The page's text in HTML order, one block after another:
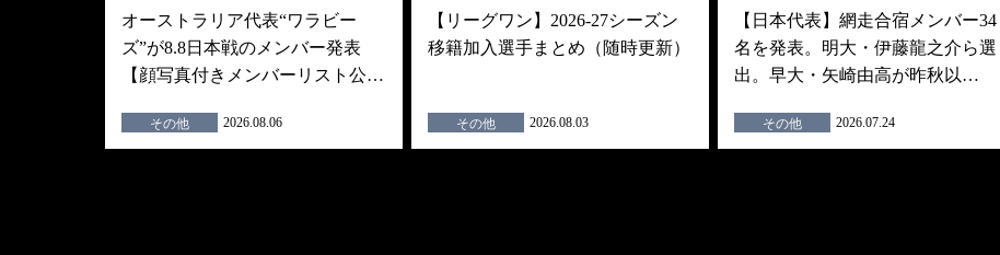
オーストラリア代表“ワラビー
ズ”が8.8日本戦のメンバー発表
【顔写真付きメンバーリスト公…
その他 2026.08.06
【リーグワン】2026-27シーズン
移籍加入選手まとめ（随時更新）
その他 2026.08.03
【日本代表】網走合宿メンバー34
名を発表。明大・伊藤龍之介ら選
出。早大・矢崎由高が昨秋以…
その他 2026.07.24